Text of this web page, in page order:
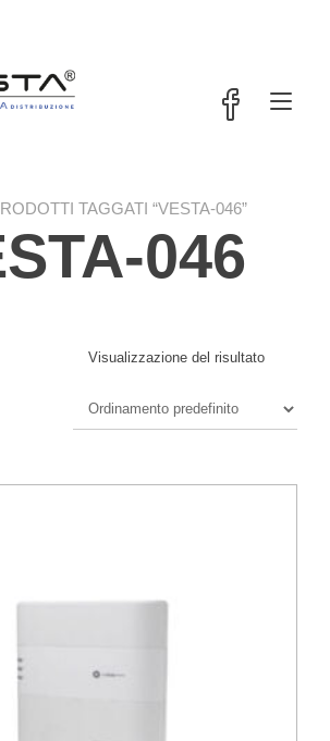
TAGGATI “VESTA-046”
046
Visualizzazione del risultato